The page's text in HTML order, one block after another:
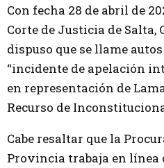
Con fecha 28 de abril de
Corte de Justicia de Salta,
dispuso que se llame
“incidente de apelación
en representación de
Recurso de
Cabe resaltar que la
Provincia trabaja en